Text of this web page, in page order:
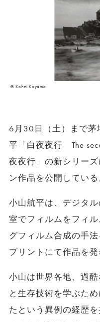
© Kohei Koyama
6月30日（土）まで茅
平「白夜夜行 The
夜夜行」の新シリー
ン作品を公開している
小山航平は、デジタ
室でフィルムをフィ
グフィルム合成の手
プリントにて作品を発
小山は世界各地、過
と生存技術を学ぶた
たという異例の経歴